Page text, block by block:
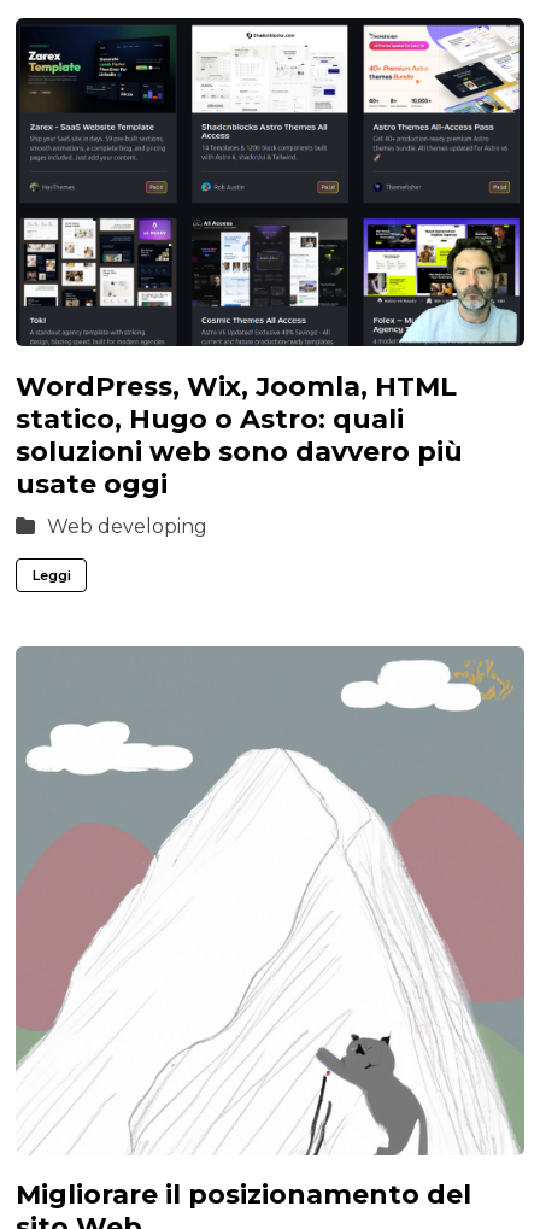
WordPress, Wix, Joomla, HTML
statico, Hugo o Astro: quali
soluzioni web sono davvero più
usate oggi
Web developing
Leggi
Migliorare il posizionamento del